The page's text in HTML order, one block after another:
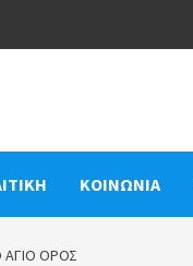
ΚΟΙΝΩΝΙΑ
ΆΓΙΟ ΌΡΟΣ